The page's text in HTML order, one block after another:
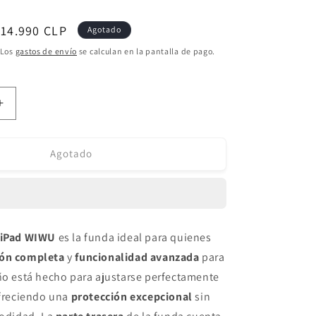
CLP Agotado
gastos de envío se calculan en la pantalla de pago.
Aumentar
Protective
10.9
Agotado
WIWU es la funda ideal para quienes
completayfuncionalidad avanzada para
está hecho para ajustarse perfectamente
una protección excepcionalsin